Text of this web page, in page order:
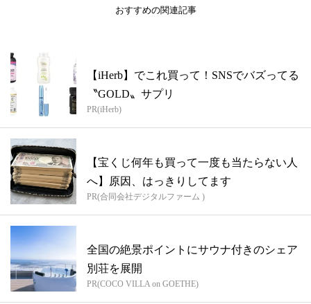
おすすめの関連記事
【iHerb】でこれ買って！SNSでバズってる
〝GOLD〟サプリ
PR(iHerb)
【宝くじ何年も買って一度も当たらない人
へ】原因、はっきりしてます
PR(合同会社デジタルファーム )
全国の絶景ポイントにサウナ付きのシェア
別荘を展開
PR(COCO VILLA on GOETHE)